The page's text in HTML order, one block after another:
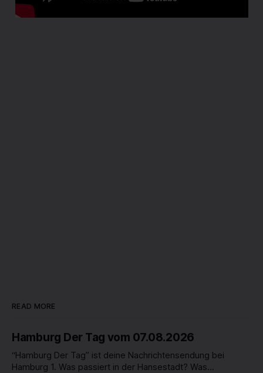
READ MORE
Hamburg Der Tag vom 07.08.2026
“Hamburg Der Tag” ist deine Nachrichtensendung bei
Hamburg 1. Was passiert in der Hansestadt? Was